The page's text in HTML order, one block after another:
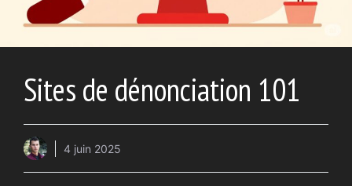
Sites de dénonciation 101
4 juin 2025